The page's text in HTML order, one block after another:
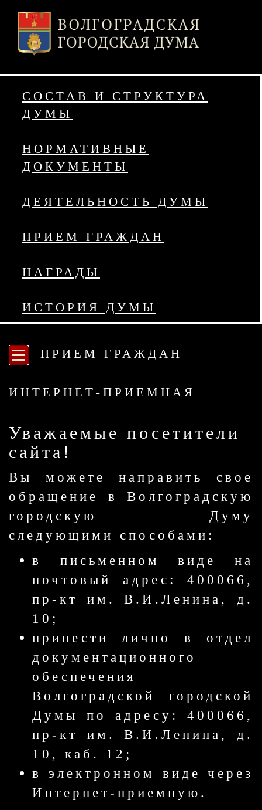
СОСТАВ И СТРУКТУРА
ДУМЫ
НОРМАТИВНЫЕ
ДОКУМЕНТЫ
ДЕЯТЕЛЬНОСТЬ ДУМЫ
ПРИЕМ ГРАЖДАН
НАГРАДЫ
ИСТОРИЯ ДУМЫ
ПРИЕМ ГРАЖДАН
ИНТЕРНЕТ-ПРИЕМНАЯ
Уважаемые посетители
сайта!
Вы можете направить свое
обращение в Волгоградскую
городскую Думу
следующими способами:
в письменном виде на
почтовый адрес: 400066,
пр-кт им. В.И.Ленина, д.
10;
принести лично в отдел
документационного
обеспечения
Волгоградской городской
Думы по адресу: 400066,
пр-кт им. В.И.Ленина, д.
10, каб. 12;
в электронном виде через
Интернет-приемную.